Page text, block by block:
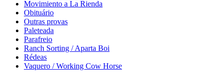
Movimiento a La Rienda
Obituário
Outras provas
Paleteada
Parafreio
Ranch Sorting / Aparta Boi
Rédeas
Vaquero / Working Cow Horse